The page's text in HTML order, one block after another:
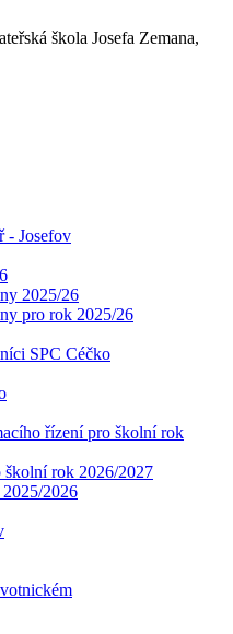
škola Josefa Zemana,
- Josefov
2025/26
pro rok 2025/26
SPC Céčko
řízení pro školní rok
školní rok 2026/2027
2026